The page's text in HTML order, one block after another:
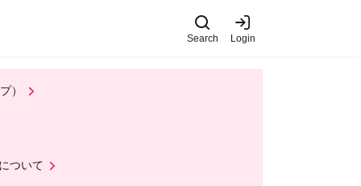
Search Login
）
ついて